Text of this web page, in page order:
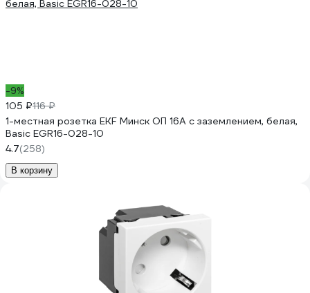
-9%
105 ₽116 ₽
1-местная розетка EKF Минск ОП 16А с заземлением, белая,
Basic EGR16-028-10
4.7(258)
В корзину